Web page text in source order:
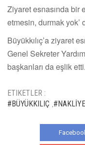
Ziyaret esnasında bir
etmesin, durmak yok’
Büyükkılıç’a ziyaret
Genel Sekreter
başkanları da eşlik etti.
ETIKETLER :
#BÜYÜKKILIÇ